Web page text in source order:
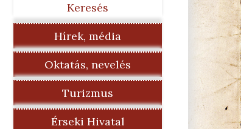
Keresés
Hírek, média
Oktatás, nevelés
Turizmus
Érseki Hivatal